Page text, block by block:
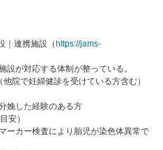
｜連携施設（https://jams-
が対応する体制が整っている。
院で妊婦健診を受けている方含む）
娩した経験のある方
安）
ーカー検査により胎児が染色体異常で